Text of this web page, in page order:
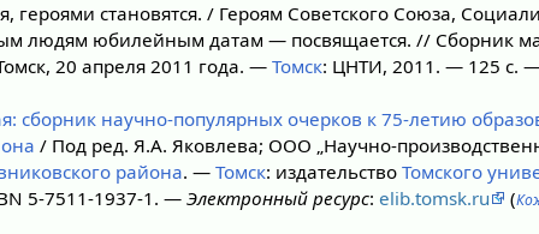
героями становятся. / Героям Советского Союза,
людям юбилейным датам — посвящается. // Сборник
20 апреля 2011 года. — Томск: ЦНТИ, 2011. — 125 с.
сборник научно-популярных очерков к 75-летию
/ Под ред. Я.А. Яковлева; ООО „Научно-
района. — Томск: издательство Томского
5-7511-1937-1. —Электронный ресурс: elib.tomsk.ru (